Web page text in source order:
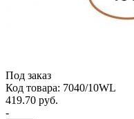
Под заказ
Код товара: 7040/10WL
419.70 руб.
-